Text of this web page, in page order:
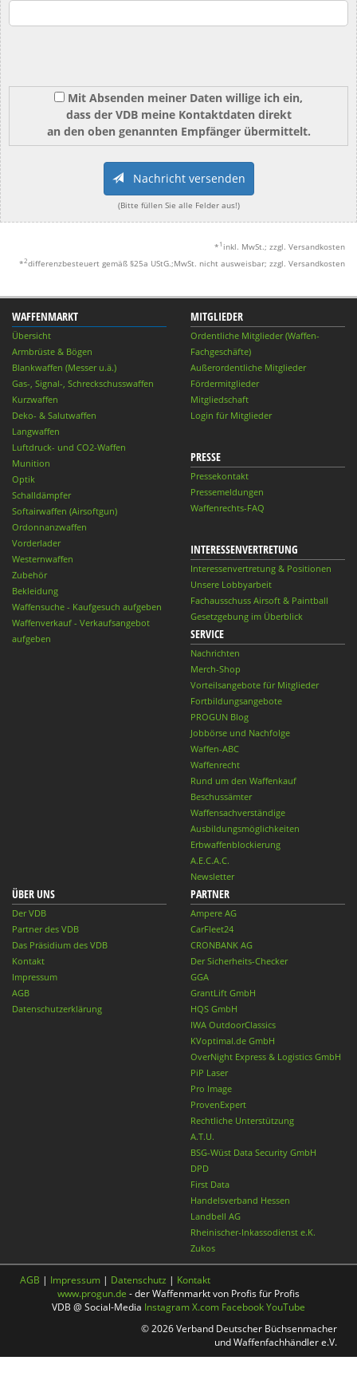
Mit Absenden meiner Daten willige ich ein,
dass der VDB meine Kontaktdaten direkt
an den oben genannten Empfänger übermittelt.
Nachricht versenden
(Bitte füllen Sie alle Felder aus!)
* 1 inkl. MwSt.; zzgl. Versandkosten
*2differenzbesteuert gemäß §25a UStG.;MwSt. nicht ausweisbar; zzgl. Versandkosten
WAFFENMARKT
Übersicht
Armbrüste & Bögen
Blankwaffen (Messer u.ä.)
Gas-, Signal-, Schreckschusswaffen
Kurzwaffen
Deko- & Salutwaffen
Langwaffen
Luftdruck- und CO2-Waffen
Munition
Optik
Schalldämpfer
Softairwaffen (Airsoftgun)
Ordonnanzwaffen
Vorderlader
Westernwaffen
Zubehör
Bekleidung
Waffensuche - Kaufgesuch aufgeben
Waffenverkauf - Verkaufsangebot
aufgeben
MITGLIEDER
Ordentliche Mitglieder (Waffen-
Fachgeschäfte)
Außerordentliche Mitglieder
Fördermitglieder
Mitgliedschaft
Login für Mitglieder
PRESSE
Pressekontakt
Pressemeldungen
Waffenrechts-FAQ
INTERESSENVERTRETUNG
Interessenvertretung & Positionen
Unsere Lobbyarbeit
Fachausschuss Airsoft & Paintball
Gesetzgebung im Überblick
SERVICE
Nachrichten
Merch-Shop
Vorteilsangebote für Mitglieder
Fortbildungsangebote
PROGUN Blog
Jobbörse und Nachfolge
Waffen-ABC
Waffenrecht
Rund um den Waffenkauf
Beschussämter
Waffensachverständige
Ausbildungsmöglichkeiten
Erbwaffenblockierung
A.E.C.A.C.
Newsletter
ÜBER UNS
Der VDB
Partner des VDB
Das Präsidium des VDB
Kontakt
Impressum
AGB
Datenschutzerklärung
PARTNER
Ampere AG
CarFleet24
CRONBANK AG
Der Sicherheits-Checker
GGA
GrantLift GmbH
HQS GmbH
IWA OutdoorClassics
KVoptimal.de GmbH
OverNight Express & Logistics GmbH
PiP Laser
Pro Image
ProvenExpert
Rechtliche Unterstützung
A.T.U.
BSG-Wüst Data Security GmbH
DPD
First Data
Handelsverband Hessen
Landbell AG
Rheinischer-Inkassodienst e.K.
Zukos
AGB | Impressum | Datenschutz | Kontakt
www.progun.de - der Waffenmarkt von Profis für Profis
VDB @ Social-Media InstagramX.com FacebookYouTube
© 2026 Verband Deutscher Büchsenmacher
und Waffenfachhändler e.V.